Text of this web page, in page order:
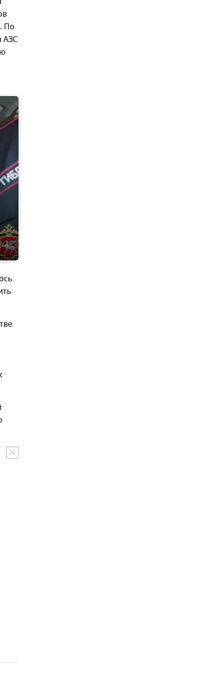
По
АЗС